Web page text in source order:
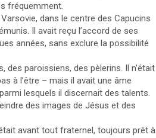
fréquemment.
dans le centre des Capucins
Il avait reçu l’accord de ses
années, sans exclure la possibilité
des paroissiens, des pèlerins. Il n’était
à l’être – mais il avait une âme
lesquels il discernait des talents.
des images de Jésus et des
avant tout fraternel, toujours prêt à